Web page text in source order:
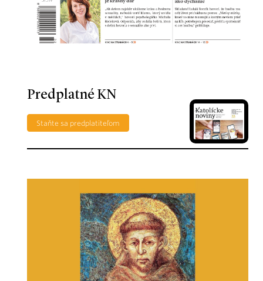
Predplatné KN
Staňte sa predplatiteľom